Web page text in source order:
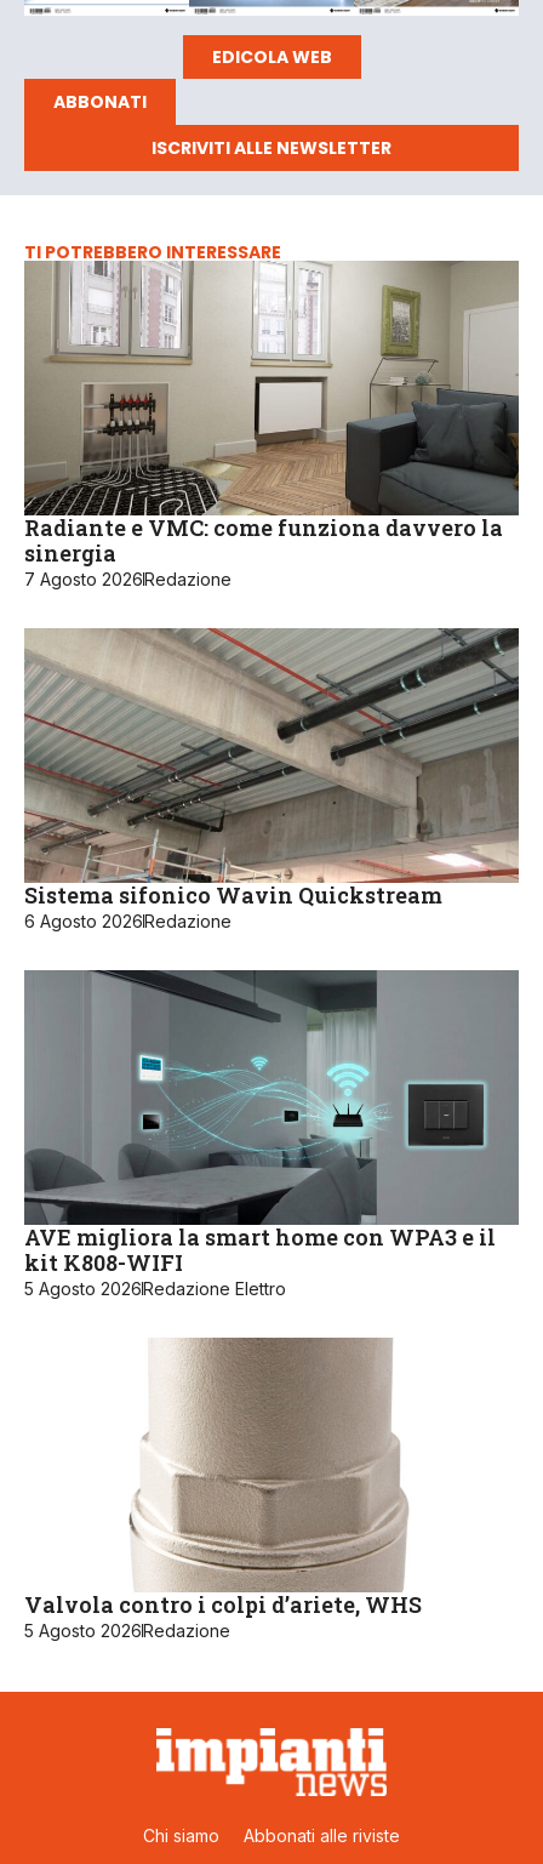
EDICOLA WEB
ABBONATI
ISCRIVITI ALLE NEWSLETTER
TI POTREBBERO INTERESSARE
Radiante e VMC: come funziona davvero la
sinergia
7 Agosto 2026Redazione
Sistema sifonico Wavin Quickstream
6 Agosto 2026Redazione
AVE migliora la smart home con WPA3 e il
kit K808-WIFI
5 Agosto 2026Redazione Elettro
Valvola contro i colpi d’ariete, WHS
5 Agosto 2026Redazione
Chi siamo Abbonati alle riviste